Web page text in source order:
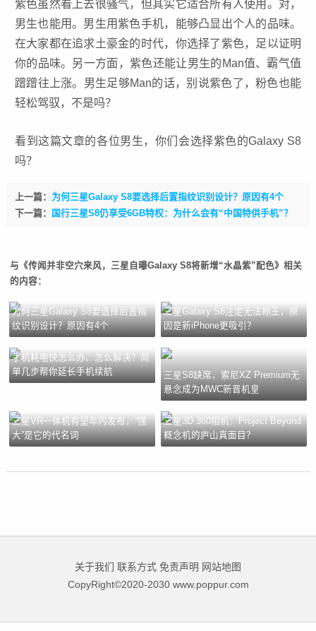
紫色虽然看上去很骚气，但其实它适合所有人使用。对，
男生也能用。男生用紫色手机，能够凸显出个人的品味。
在大家都在追求土豪金的时代，你选择了紫色，足以证明
你的品味。另一方面，紫色还能让男生的Man值、霸气值
蹭蹭往上涨。男生足够Man的话，别说紫色了，粉色也能
轻松驾驭，不是吗？
看到这篇文章的各位男生，你们会选择紫色的Galaxy S8
吗？
上一篇： 为何三星Galaxy S8要选择后置指纹识别设计？原因有4个
下一篇：
国行三星S8仍享受6GB特权：为什么会有“中国特供手机”？
与《传闻并非空穴来风，三星自曝Galaxy S8将新增“水晶紫”配色》相关
的内容：
为何三星Galaxy S8要选择后置指
纹识别设计？原因有4个
三星Galaxy S8注定无法称王，原
因是新iPhone更吸引？
手机耗电快怎么办、怎么解决？简
单几步帮你延长手机续航
三星S8缺席，索尼XZ Premium无
悬念成为MWC新晋机皇
三星VR一体机有望年内发布，“强
大”是它的代名词
三星3D 360相机：Project Beyond
概念机的庐山真面目？
关于我们 联系方式 免责声明 网站地图
CopyRight©2020-2030 www.poppur.com